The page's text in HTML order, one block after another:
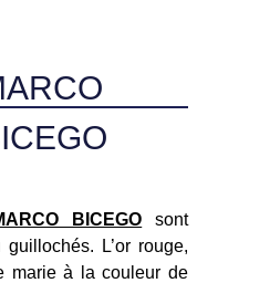
BICEGO sont
L’or rouge,
marie à la couleur de